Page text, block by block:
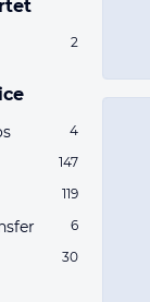
2
4
147
119
6
30